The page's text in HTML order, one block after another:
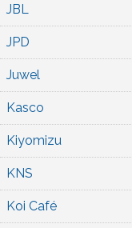
JBL
JPD
Juwel
Kasco
Kiyomizu
KNS
Koi Café